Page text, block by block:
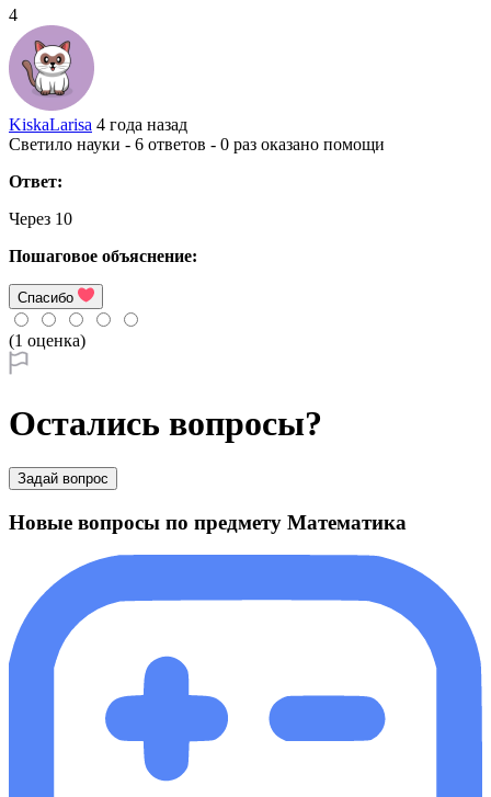
4
KiskaLarisa 4 года назад
Светило науки - 6 ответов - 0 раз оказано помощи
Ответ:
Через 10
Пошаговое объяснение:
Спасибо
(1 оценка)
Остались вопросы?
Задай вопрос
Новые вопросы по предмету Математика